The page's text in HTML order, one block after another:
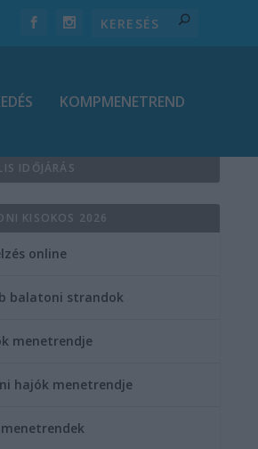
KOMPMENETREND
IDŐJÁRÁS
KISOKOS 2026
online
balatoni strandok
menetrendje
hajók menetrendje